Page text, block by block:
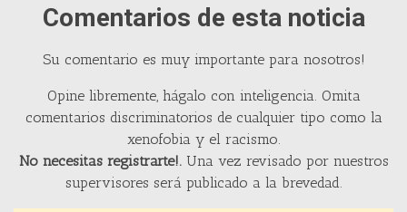
Comentarios de esta noticia
Su comentario es muy importante para nosotros!
Opine libremente, hágalo con inteligencia. Omita
comentarios discriminatorios de cualquier tipo como la
xenofobia y el racismo.
No necesitas registrarte!.Una vez revisado por nuestros
supervisores será publicado a la brevedad.